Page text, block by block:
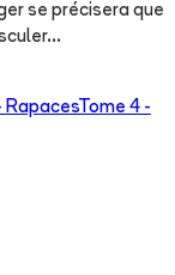
se précisera que
RapacesTome 4 -